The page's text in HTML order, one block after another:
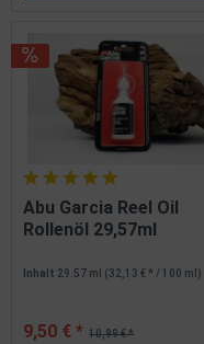
Abu Garcia Reel Oil
Rollenöl 29,57ml
Inhalt 29.57 ml (32,13 € * / 100 ml)
10,99 € *
9,50 € *